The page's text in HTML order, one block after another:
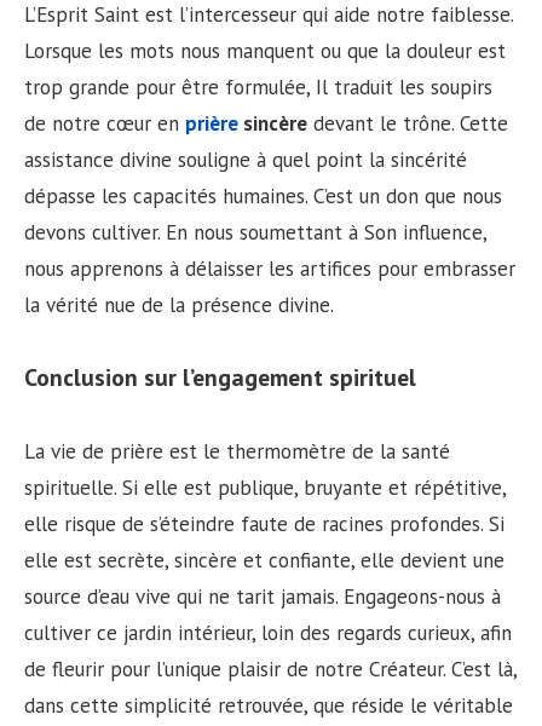
L’Esprit Saint est l’intercesseur qui aide notre faiblesse.
Lorsque les mots nous manquent ou que la douleur est
trop grande pour être formulée, Il traduit les soupirs
de notre cœur en prière sincère devant le trône. Cette
assistance divine souligne à quel point la sincérité
dépasse les capacités humaines. C’est un don que nous
devons cultiver. En nous soumettant à Son influence,
nous apprenons à délaisser les artifices pour embrasser
la vérité nue de la présence divine.
Conclusion sur l’engagement spirituel
La vie de prière est le thermomètre de la santé
spirituelle. Si elle est publique, bruyante et répétitive,
elle risque de s’éteindre faute de racines profondes. Si
elle est secrète, sincère et confiante, elle devient une
source d’eau vive qui ne tarit jamais. Engageons-nous à
cultiver ce jardin intérieur, loin des regards curieux, afin
de fleurir pour l’unique plaisir de notre Créateur. C’est là,
dans cette simplicité retrouvée, que réside le véritable